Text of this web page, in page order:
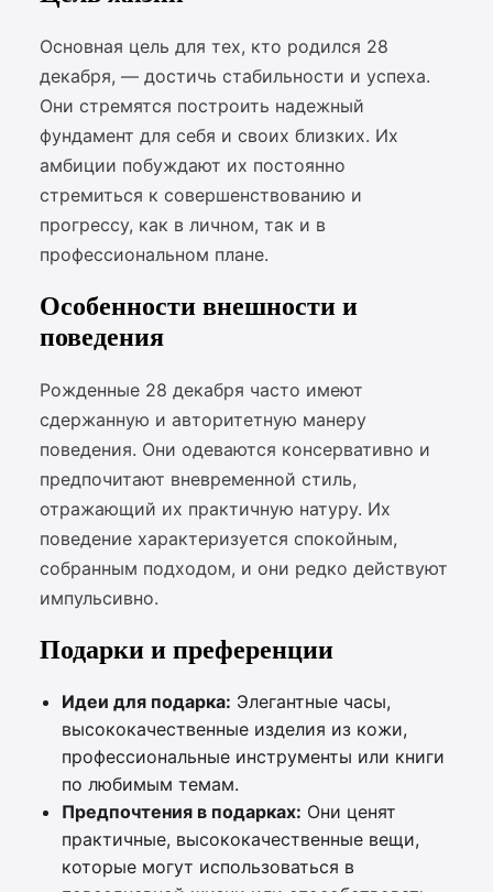
Основная цель для тех, кто родился 28
декабря, — достичь стабильности и успеха.
Они стремятся построить надежный
фундамент для себя и своих близких. Их
амбиции побуждают их постоянно
стремиться к совершенствованию и
прогрессу, как в личном, так и в
профессиональном плане.
Особенности внешности и
поведения
Рожденные 28 декабря часто имеют
сдержанную и авторитетную манеру
поведения. Они одеваются консервативно и
предпочитают вневременной стиль,
отражающий их практичную натуру. Их
поведение характеризуется спокойным,
собранным подходом, и они редко действуют
импульсивно.
Подарки и преференции
Идеи для подарка: Элегантные часы,
высококачественные изделия из кожи,
профессиональные инструменты или книги
по любимым темам.
Предпочтения в подарках: Они ценят
практичные, высококачественные вещи,
которые могут использоваться в